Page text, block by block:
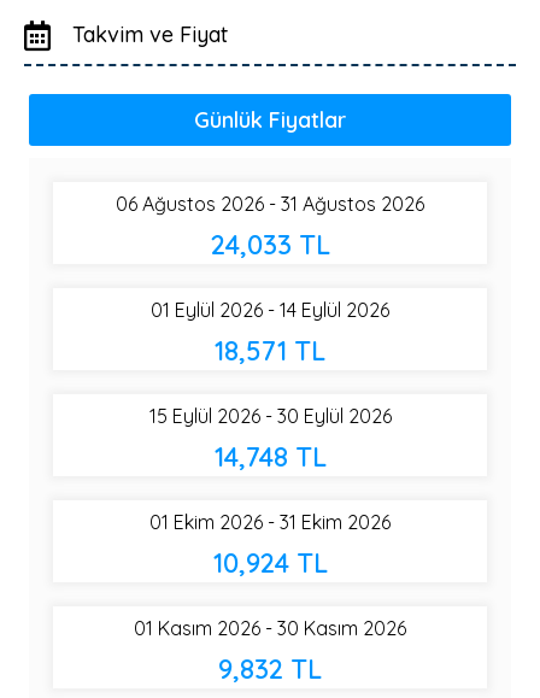
Takvim ve Fiyat
Günlük Fiyatlar
06 Ağustos 2026 - 31 Ağustos 2026
24,033 TL
01 Eylül 2026 - 14 Eylül 2026
18,571 TL
15 Eylül 2026 - 30 Eylül 2026
14,748 TL
01 Ekim 2026 - 31 Ekim 2026
10,924 TL
01 Kasım 2026 - 30 Kasım 2026
9,832 TL